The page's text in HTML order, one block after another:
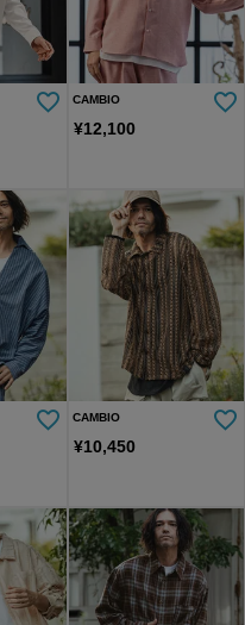
CAMBIO
¥12,100
CAMBIO
¥10,450